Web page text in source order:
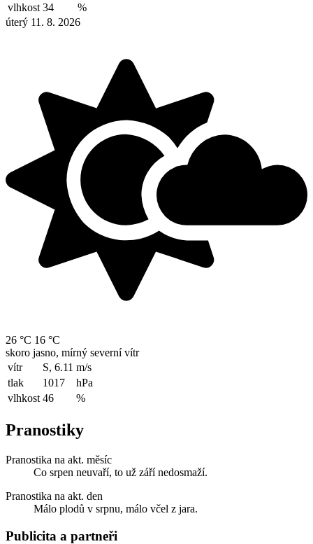
vlhkost 34
%
úterý 11. 8. 2026
26 °C 16 °C
skoro jasno, mírný severní vítr
vítr
S, 6.11 m/s
tlak
1017
hPa
vlhkost 46 %
Pranostiky
Pranostika na akt. měsíc
Co srpen neuvaří, to už září nedosmaží.
Pranostika na akt. den
Málo plodů v srpnu, málo včel z jara.
Publicita a partneři